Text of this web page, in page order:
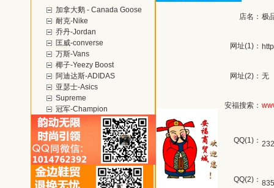
加拿大鹅 - Canada Goose
耐克-Nike
乔丹-Jordan
匡威-converse
万斯-Vans
椰子-Yeezy Boost
阿迪达斯-ADIDAS
亚瑟士-Asics
Supreme
冠军-Champion
店名： 极
网址(1)：
网址(2)： 无
安福搜索：
QQ(1)：
QQ(2)：